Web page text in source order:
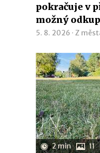
pokračuje v
možný
5. 8. 2026 · Z
2 min 11